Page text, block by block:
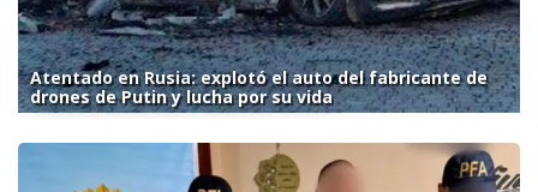
Atentado en Rusia: explotó el auto del fabricante de
drones de Putin y lucha por su vida